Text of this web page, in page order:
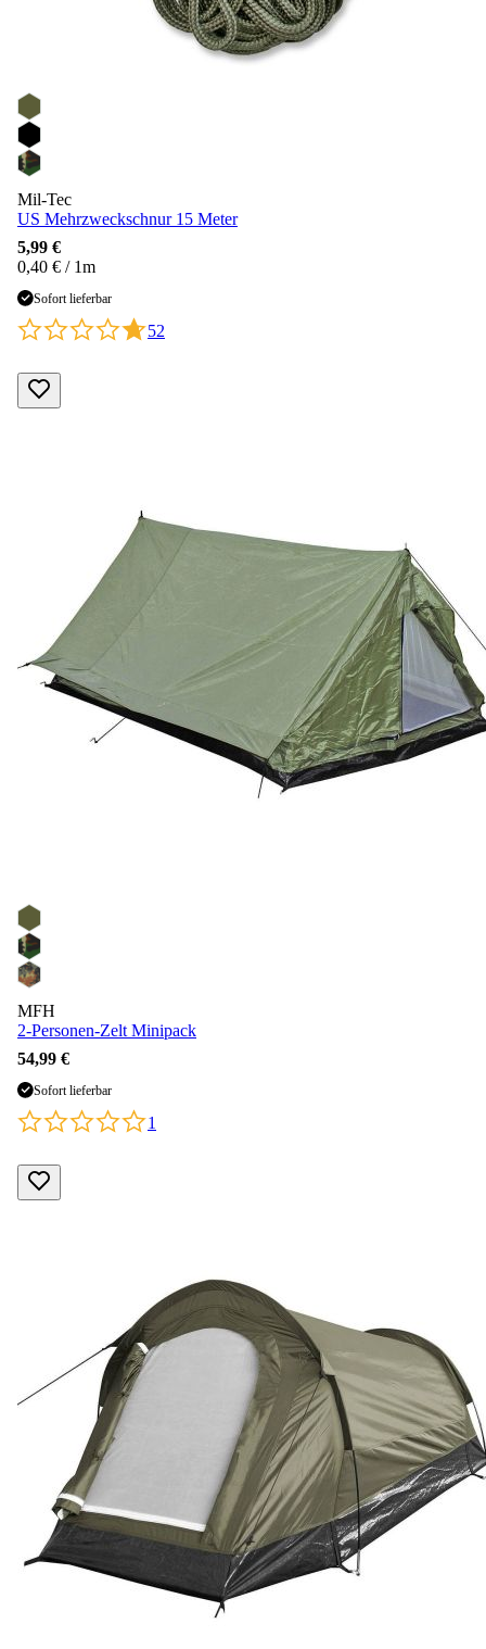
Mil-Tec
US Mehrzweckschnur 15 Meter
5,99 €
0,40 € / 1m
Sofort lieferbar
52
MFH
2-Personen-Zelt Minipack
54,99 €
Sofort lieferbar
1